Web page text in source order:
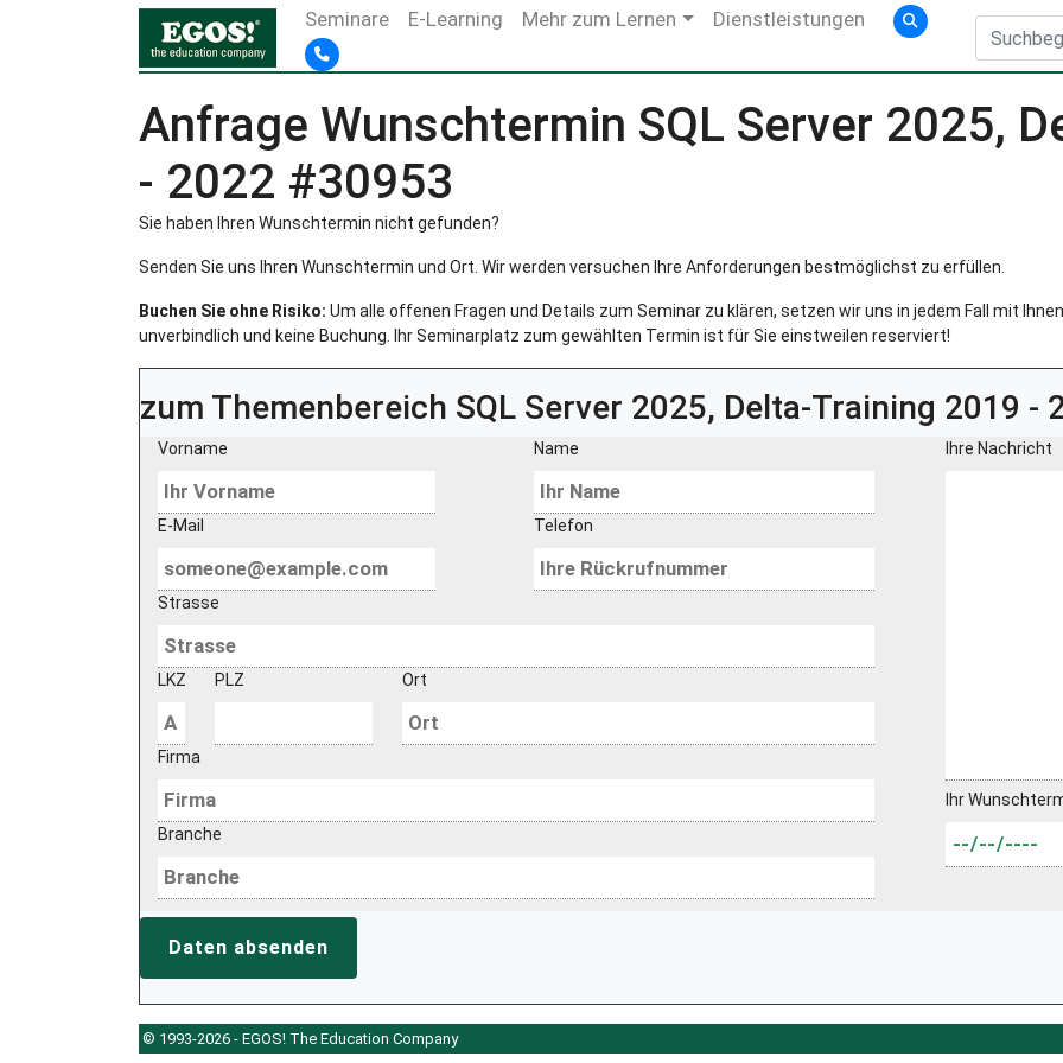
Seminare E-Learning Mehr zum Lernen Dienstleistungen
Anfrage Wunschtermin SQL Server 2025,
- 2022 #30953
Sie haben Ihren Wunschtermin nicht gefunden?
Senden Sie uns Ihren Wunschtermin und Ort. Wir werden versuchen Ihre Anforderungen bestmöglichst zu erfüllen.
Buchen Sie ohne Risiko: Um alle offenen Fragen und Details zum Seminar zu klären, setzen wir uns in jedem Fall mit
unverbindlich und keine Buchung. Ihr Seminarplatz zum gewählten Termin ist für Sie einstweilen reserviert!
zum Themenbereich SQL Server 2025, Delta-Training 2019 -
Vorname Name
E-Mail Telefon
Strasse
LKZ PLZ Ort
Firma
Branche
Ihre Nachricht
Ihr
Daten absenden
© 1993-2026 - EGOS! The Education Company